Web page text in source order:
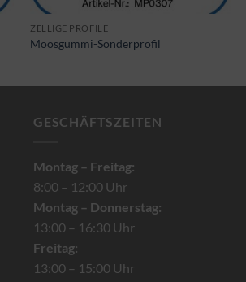
ZELLIGE PROFILE
Moosgummi-Sonderprofil
GESCHÄFTSZEITEN
Montag – Freitag:
8:00 – 12:00 Uhr
Montag – Donnerstag:
13:00 – 16:30 Uhr
Freitag:
13:00 – 15:00 Uhr